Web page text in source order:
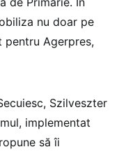
nu doar pe
pentru Agerpres,
Szilveszter
implementat
să îi